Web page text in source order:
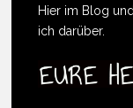
Hier im Blog
ich darüber.